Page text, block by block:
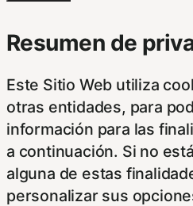
Resumen de
Este Sitio Web utiliza
otras entidades, para
información para las
a continuación. Si no
alguna de estas
personalizar sus